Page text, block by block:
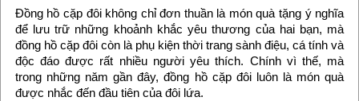
Đồng hồ cặp đôi không chỉ đơn thuần là món quà tặng ý nghĩa
để lưu trữ những khoảnh khắc yêu thương của hai bạn, mà
đồng hồ cặp đôi còn là phụ kiện thời trang sành điệu, cá tính và
độc đáo được rất nhiều người yêu thích. Chính vì thế, mà
trong những năm gần đây, đồng hồ cặp đôi luôn là món quà
được nhắc đến đầu tiên của đôi lứa.